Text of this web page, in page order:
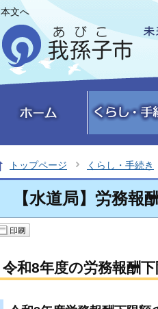
本文へ
トップページ くらし・手続き
【水道局】労務報
令和8年度の労務報酬